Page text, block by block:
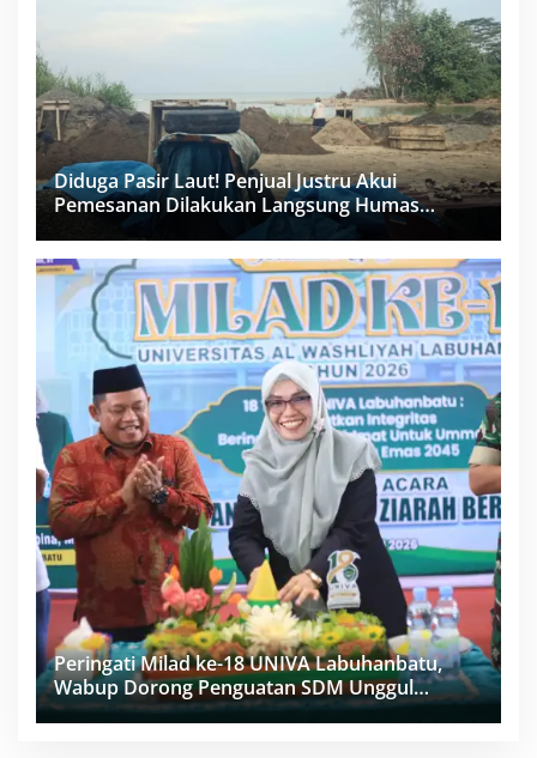
Diduga Pasir Laut! Penjual Justru Akui
Pemesanan Dilakukan Langsung Humas
Peringati Milad ke-18 UNIVA Labuhanbatu,
Wabup Dorong Penguatan SDM Unggul
Menuju Indonesia Emas 2045